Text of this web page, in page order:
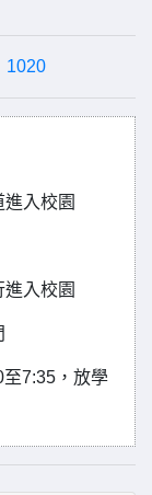
1020
入校園
入校園
7:35，放學